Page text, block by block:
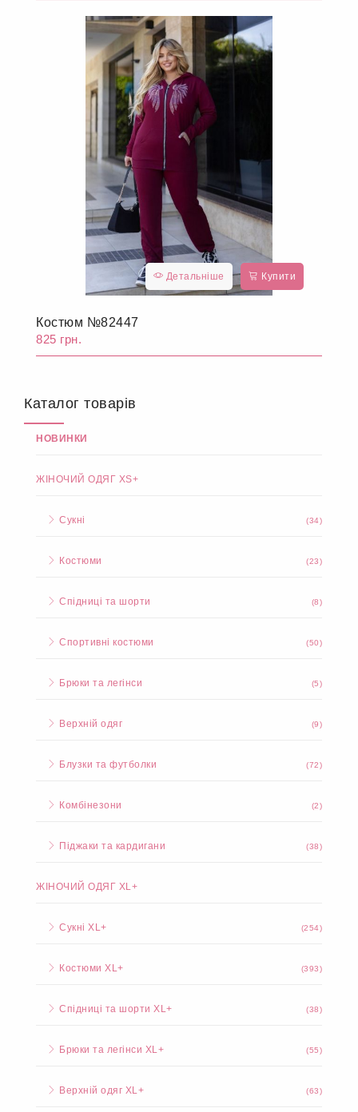
Детальніше Купити
Костюм №82447
825 грн.
Каталог товарів
НОВИНКИ
ЖІНОЧИЙ ОДЯГ XS+
Сукні (34)
Костюми (23)
Спідниці та шорти (8)
Спортивні костюми (50)
Брюки та легінси (5)
Верхній одяг (9)
Блузки та футболки (72)
Комбінезони (2)
Піджаки та кардигани (38)
ЖІНОЧИЙ ОДЯГ XL+
Сукні XL+ (254)
Костюми XL+ (393)
Спідниці та шорти XL+ (38)
Брюки та легінси XL+ (55)
Верхній одяг XL+ (63)